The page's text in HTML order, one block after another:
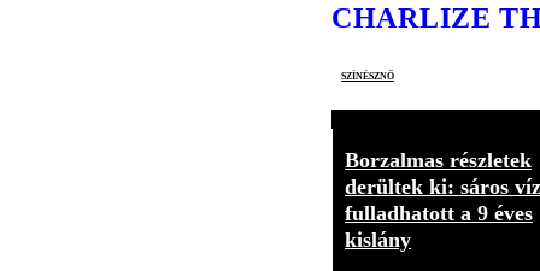
CHARLIZE
színésznő
Borzalmas részletek
derültek ki: sáros
fulladhatott a 9 éves
kislány